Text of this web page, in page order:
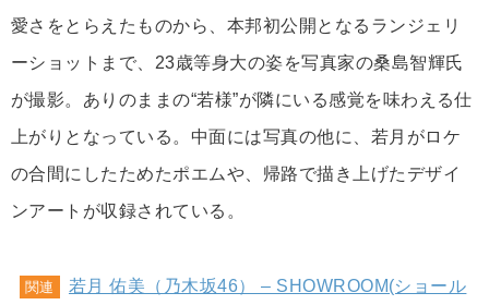
愛さをとらえたものから、本邦初公開となるランジェリ
ーショットまで、23歳等身大の姿を写真家の桑島智輝氏
が撮影。ありのままの“若様”が隣にいる感覚を味わえる仕
上がりとなっている。中面には写真の他に、若月がロケ
の合間にしたためたポエムや、帰路で描き上げたデザイ
ンアートが収録されている。
関連
若月 佑美（乃木坂46） – SHOWROOM(ショール